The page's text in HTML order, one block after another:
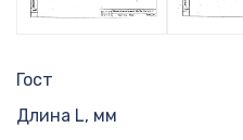
Гост
Длина L, мм